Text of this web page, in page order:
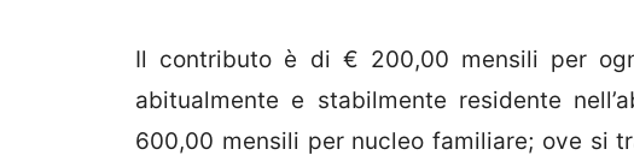
Il contributo è di € 200,00 mensili per
abitualmente e stabilmente residente
600,00 mensili per nucleo familiare; ove si